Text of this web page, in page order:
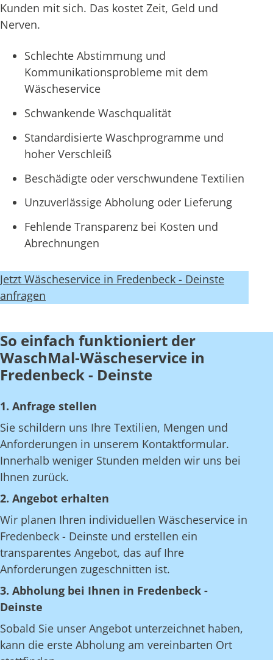
Kunden mit sich. Das kostet Zeit, Geld und
Nerven.
Schlechte Abstimmung und
Kommunikationsprobleme mit dem
Wäscheservice
Schwankende Waschqualität
Standardisierte Waschprogramme und
hoher Verschleiß
Beschädigte oder verschwundene Textilien
Unzuverlässige Abholung oder Lieferung
Fehlende Transparenz bei Kosten und
Abrechnungen
Jetzt Wäscheservice in Fredenbeck - Deinste
anfragen
So einfach funktioniert der
WaschMal-Wäscheservice in
Fredenbeck - Deinste
1. Anfrage stellen
Sie schildern uns Ihre Textilien, Mengen und
Anforderungen in unserem Kontaktformular.
Innerhalb weniger Stunden melden wir uns bei
Ihnen zurück.
2. Angebot erhalten
Wir planen Ihren individuellen Wäscheservice in
Fredenbeck - Deinste und erstellen ein
transparentes Angebot, das auf Ihre
Anforderungen zugeschnitten ist.
3. Abholung bei Ihnen in Fredenbeck -
Deinste
Sobald Sie unser Angebot unterzeichnet haben,
kann die erste Abholung am vereinbarten Ort